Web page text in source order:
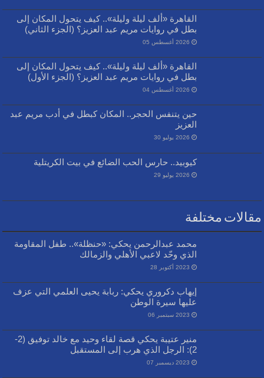
القاهرة «ألف ليلة وليلة».. كيف يتحول المكان إلى
بطل في روايات مريم عبد العزيز؟ (الجزء الثاني)
2026 أغسطس 05
القاهرة «ألف ليلة وليلة».. كيف يتحول المكان إلى
بطل في روايات مريم عبد العزيز؟ (الجزء الأول)
2026 أغسطس 04
حين يتنفس الحجر.. المكان كبطل في أدب مريم عبد
العزيز
2026 يوليو 30
كيوبيد.. حارس الحب الضائع في بيت الكريتلية
2026 يوليو 29
مقالات مختلفة
محمد عبدالرحمن يحكي: «حنظلة».. طفل المقاومة
الذي وحّد لاعبي الأهلي والزمالك
2023 أكتوبر 28
إيهاب دكروري يحكي: ربابة يحيى العلمي التي عزف
عليها سيرة الوطن
2023 سبتمبر 06
منير عتيبة يحكي قصة لقاء وحيد مع خالد توفيق (2-
2): الرجل الذي هرب إلى المستقبل
2023 ديسمبر 07